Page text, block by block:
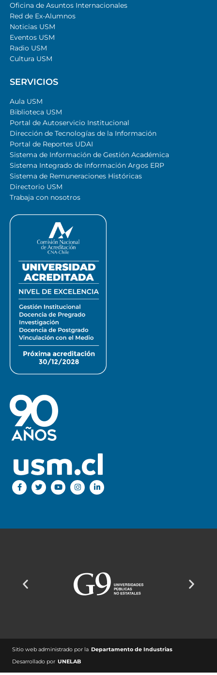
Oficina de Asuntos Internacionales
Red de Ex-Alumnos
Noticias USM
Eventos USM
Radio USM
Cultura USM
SERVICIOS
Aula USM
Biblioteca USM
Portal de Autoservicio Institucional
Dirección de Tecnologías de la Información
Portal de Reportes UDAI
Sistema de Información de Gestión Académica
Sistema Integrado de Información Argos ERP
Sistema de Remuneraciones Históricas
Directorio USM
Trabaja con nosotros
Sitio web administrado por la Departamento de Industrias
Desarrollado por UNELAB